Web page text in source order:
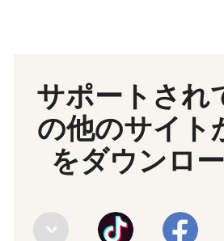
サポートされ
の他のサイト
をダウンロ